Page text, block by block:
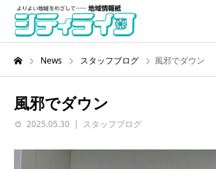
News スタッフブログ 風邪でダウン
風邪でダウン
2025.05.30 スタッフブログ